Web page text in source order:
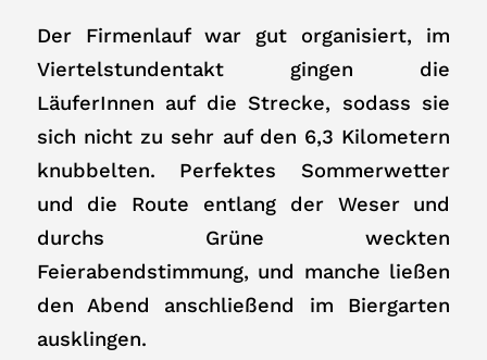
Der Firmenlauf war gut organisiert, im
Viertelstundentakt gingen die
LäuferInnen auf die Strecke, sodass sie
sich nicht zu sehr auf den 6,3 Kilometern
knubbelten. Perfektes Sommerwetter
und die Route entlang der Weser und
durchs Grüne weckten
Feierabendstimmung, und manche ließen
den Abend anschließend im Biergarten
ausklingen.